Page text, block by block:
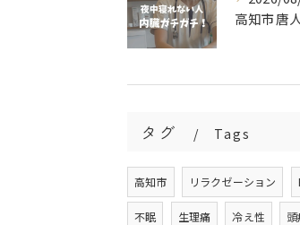
タグ Tags
高知市 リラクゼーション
不眠 生理痛 冷え性